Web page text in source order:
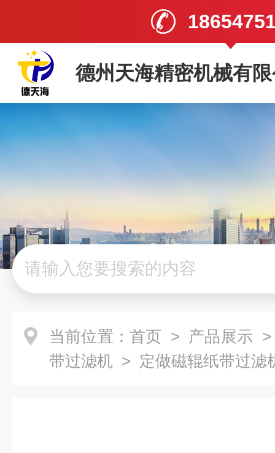
德州天海精密机械有
当前位置： 首页 > 产品展示
带过滤机 > 定做磁辊纸带过滤